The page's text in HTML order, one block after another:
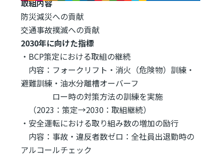
取組内容
防災減災への貢献
交通事故撲滅への貢献
2030年に向けた指標
・BCP策定における取組の継続
内容：フォークリフト・消火（危険物）訓練・
避難訓練・油水分離槽オーバーフ
ロー時の対策方法の訓練を実施
（2023：策定→2030：取組継続）
・安全運転における取り組み数の増加の励行
内容：事故・違反者数ゼロ：全社員出退勤時の
アルコールチェック